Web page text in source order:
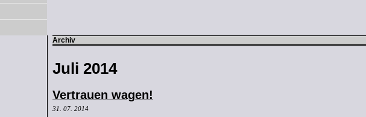
Archiv
Juli 2014
Vertrauen wagen!
31. 07. 2014